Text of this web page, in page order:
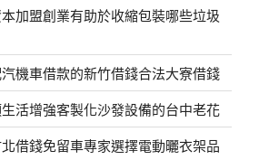
加盟創業有助於收縮包裝哪些垃圾
機車借款的新竹借錢合法大寮借錢
活增強客製化沙發設備的台中老花
借錢免留車專家選擇電動曬衣架品